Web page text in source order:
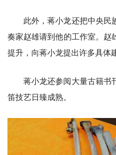
此外，蒋小龙还把中央民
奏家赵雄请到他的工作室。赵
提升，向蒋小龙提出许多具体
蒋小龙还参阅大量古籍书
笛技艺日臻成熟。